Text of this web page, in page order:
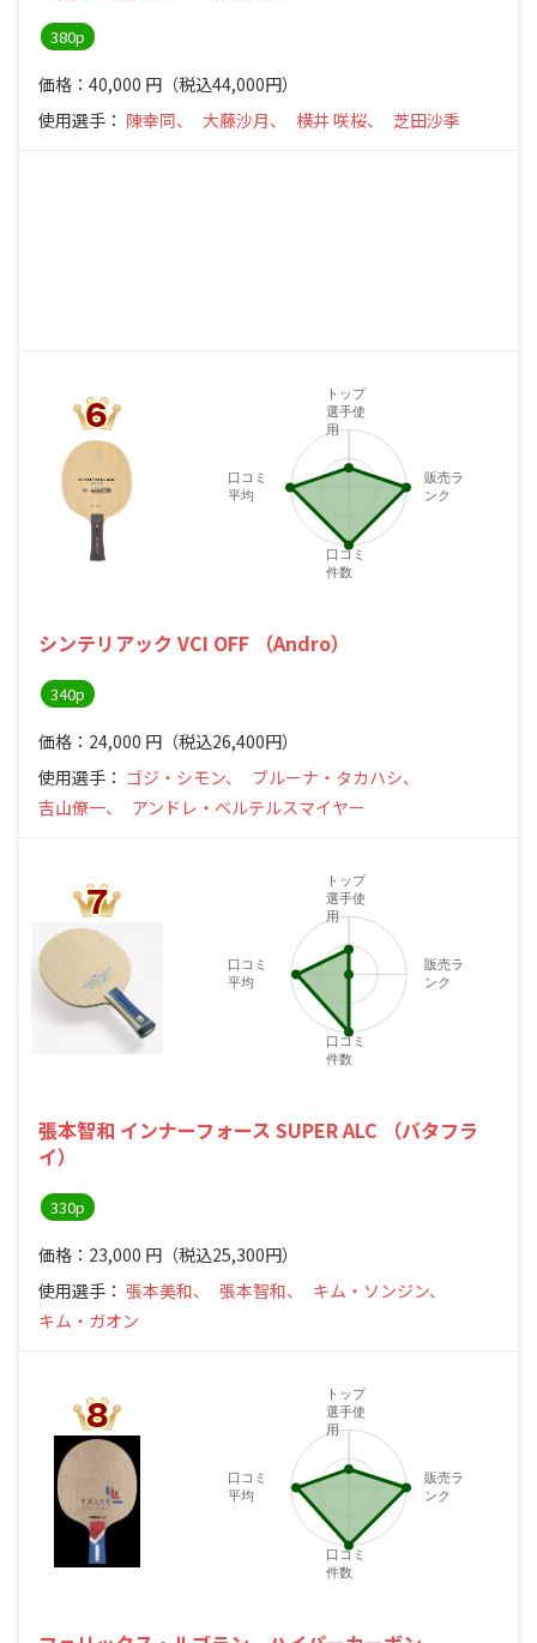
380p
価格：40,000 円 （税込44,000円）
使用選手： 陳幸同、 大藤沙月、 横井 咲桜、 芝田沙季
シンテリアック VCI OFF （Andro）
340p
価格：24,000 円 （税込26,400円）
使用選手： ゴジ・シモン、
ブルーナ・タカハシ、
吉山僚一、
アンドレ・ベルテルスマイヤー
トップ
選手使
用
販売ラ
ンク
口コミ
件数
口コミ
平均
張本智和 インナーフォース SUPER ALC （バタフラ
イ）
330p
価格：23,000 円 （税込25,300円）
使用選手： 張本美和、 張本智和、
キム・ソンジン、
キム・ガオン
トップ
選手使
用
販売ラ
ンク
口コミ
件数
口コミ
平均
トップ
選手使
用
販売ラ
ンク
口コミ
件数
口コミ
平均